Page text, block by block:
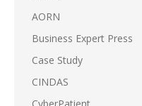
AORN
Business Expert Press
Case Study
CINDAS